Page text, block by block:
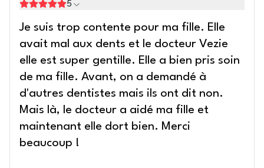
5
Je suis trop contente pour ma fille. Elle
avait mal aux dents et le docteur Vezie
elle est super gentille. Elle a bien pris soin
de ma fille. Avant, on a demandé à
d'autres dentistes mais ils ont dit non.
Mais là, le docteur a aidé ma fille et
maintenant elle dort bien. Merci
beaucoup !